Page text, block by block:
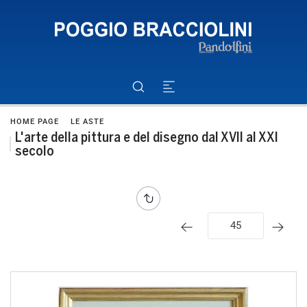
HOME PAGE LE ASTE
L'arte della pittura e del disegno dal XVII al XXI
secolo